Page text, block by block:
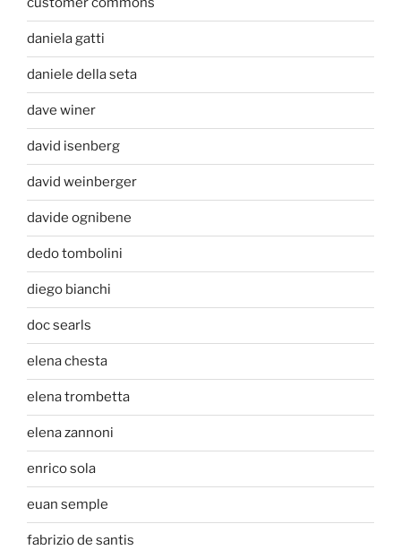
daniela gatti
daniele della seta
dave winer
david isenberg
david weinberger
davide ognibene
dedo tombolini
diego bianchi
doc searls
elena chesta
elena trombetta
elena zannoni
enrico sola
euan semple
fabrizio de santis